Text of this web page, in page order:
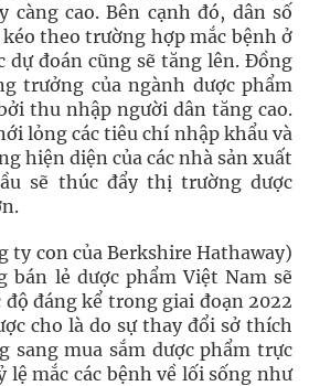
càng cao. Bên cạnh đó, dân số
theo trường hợp mắc bệnh ở
dự đoán cũng sẽ tăng lên. Đồng
trưởng của ngành dược phẩm
thu nhập người dân tăng cao.
lỏng các tiêu chí nhập khẩu và
hiện diện của các nhà sản xuất
sẽ thúc đẩy thị trường dược
ty con của Berkshire Hathaway)
bán lẻ dược phẩm Việt Nam sẽ
đáng kể trong giai đoạn 2022
cho là do sự thay đổi sở thích
sang mua sắm dược phẩm trực
lệ mắc các bệnh về lối sống như